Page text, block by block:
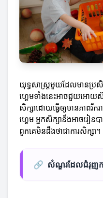
យុទ្ធសាស្ត្រមួយដែលមានប្រសិ
ហ្គេមទាំងនេះអាចជួយអោយសិ
សិក្សាដោយធ្វើឲ្យមានភាពរី
ហ្គេម អ្នកសិក្សានឹងអាចរៀ
ពួកគេមិនដឹងថាជាការសិក្សា។
🔗 សំណួរដែលជំរុញក